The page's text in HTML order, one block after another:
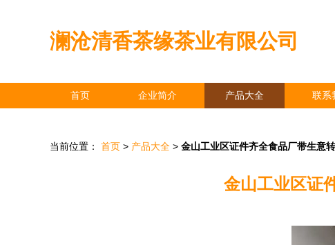
澜沧清香茶缘茶业有限公司
首页 企业简介 产品大全 联系
当前位置： 首页 > 产品大全 > 金山工业区证件齐全食品厂带生
金山工业区证